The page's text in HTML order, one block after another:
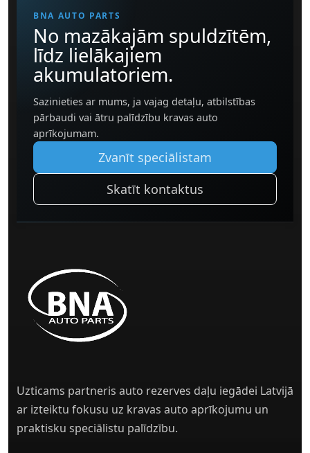
BNA AUTO PARTS
No mazākajām spuldzītēm,
līdz lielākajiem
akumulatoriem.
Sazinieties ar mums, ja vajag detaļu, atbilstības
pārbaudi vai ātru palīdzību kravas auto
aprīkojumam.
Zvanīt speciālistam
Skatīt kontaktus
Uzticams partneris auto rezerves daļu iegādei Latvijā
ar izteiktu fokusu uz kravas auto aprīkojumu un
praktisku speciālistu palīdzību.